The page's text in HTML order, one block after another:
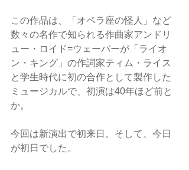
この作品は、「オペラ座の怪人」など
数々の名作で知られる作曲家アンドリ
ュー・ロイド=ウェーバーが「ライオ
ン・キング」の作詞家ティム・ライス
と学生時代に初の合作として製作した
ミュージカルで、初演は40年ほど前と
か。
今回は新演出で初来日。そして、今日
が初日でした。